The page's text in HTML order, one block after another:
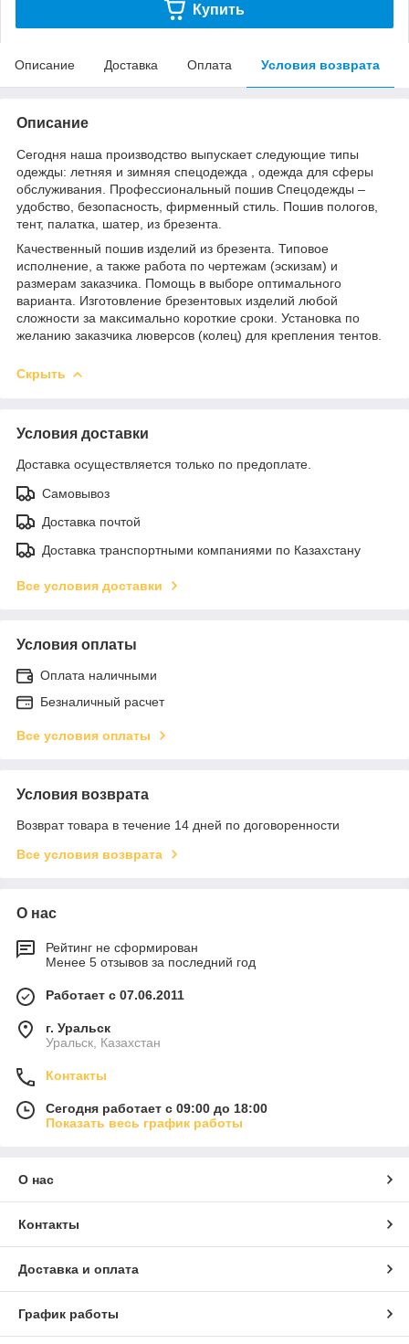
Купить
Описание Доставка Оплата Условия возврата
Описание
Сегодня наша производство выпускает следующие типы
одежды: летняя и зимняя спецодежда , одежда для сферы
обслуживания. Профессиональный пошив Спецодежды –
удобство, безопасность, фирменный стиль. Пошив пологов,
тент, палатка, шатер, из брезента.
Качественный пошив изделий из брезента. Типовое
исполнение, а также работа по чертежам (эскизам) и
размерам заказчика. Помощь в выборе оптимального
варианта. Изготовление брезентовых изделий любой
сложности за максимально короткие сроки. Установка по
желанию заказчика люверсов (колец) для крепления тентов.
Скрыть
Условия доставки
Доставка осуществляется только по предоплате.
Самовывоз
Доставка почтой
Доставка транспортными компаниями по Казахстану
Все условия доставки
Условия оплаты
Оплата наличными
Безналичный расчет
Все условия оплаты
Условия возврата
Возврат товара в течение 14 дней по договоренности
Все условия возврата
О нас
Рейтинг не сформирован
Менее 5 отзывов за последний год
Работает с 07.06.2011
г. Уральск
Уральск, Казахстан
Контакты
Сегодня работает с 09:00 до 18:00
Показать весь график работы
О нас
Контакты
Доставка и оплата
График работы